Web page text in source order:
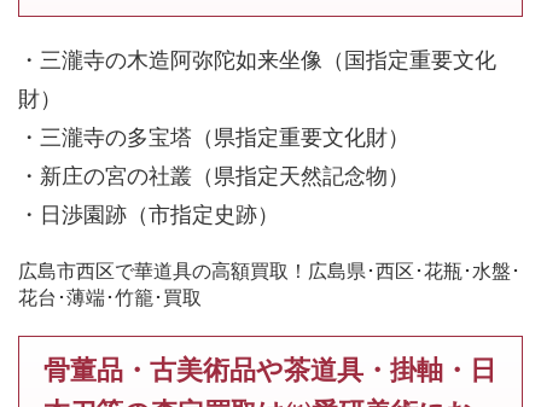
・三瀧寺の木造阿弥陀如来坐像（国指定重要文化
財）
・三瀧寺の多宝塔（県指定重要文化財）
・新庄の宮の社叢（県指定天然記念物）
・日渉園跡（市指定史跡）
広島市西区で華道具の高額買取！広島県･西区･花瓶･水盤･
花台･薄端･竹籠･買取
骨董品・古美術品や茶道具・掛軸・日